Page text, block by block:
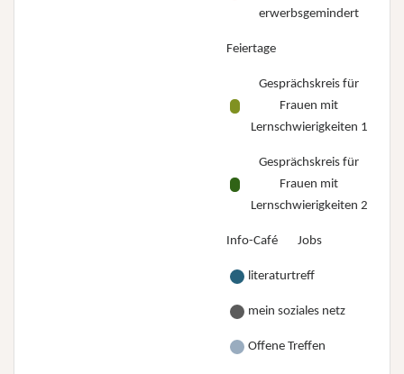
erwerbsgemindert
Feiertage
Gesprächskreis für
Frauen mit
Lernschwierigkeiten 1
Gesprächskreis für
Frauen mit
Lernschwierigkeiten 2
Info-Café Jobs
literaturtreff
mein soziales netz
Offene Treffen